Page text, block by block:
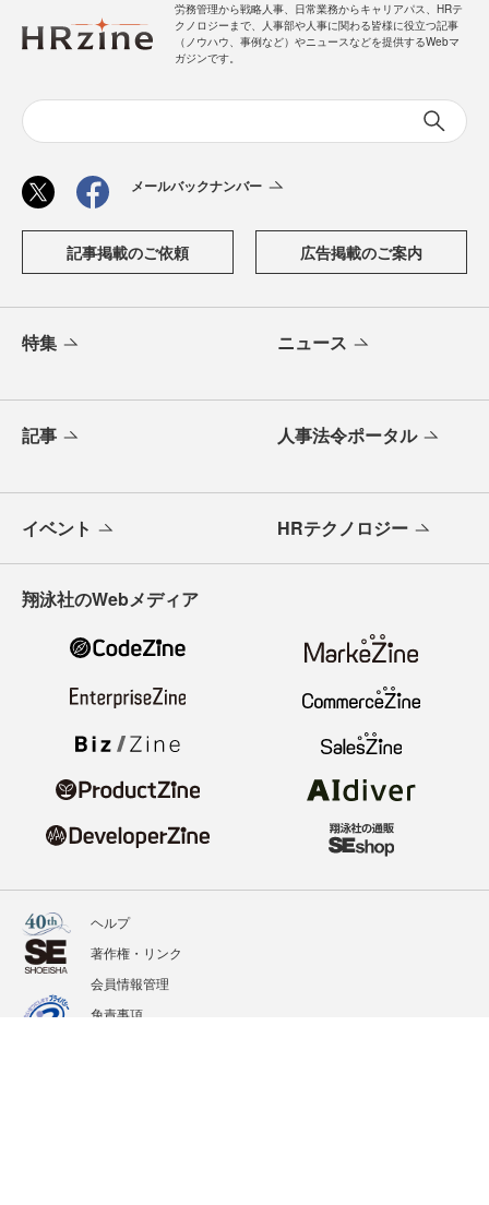
労務管理から戦略人事、日常業務からキャリアパス、HRテ
クノロジーまで、人事部や人事に関わる皆様に役立つ記事
（ノウハウ、事例など）やニュースなどを提供するWebマ
ガジンです。
メールバックナンバー
記事掲載のご依頼 広告掲載のご案内
特集 ニュース
記事 人事法令ポータル
イベント HRテクノロジー
翔泳社のWebメディア
ヘルプ
著作権・リンク
会員情報管理
免責事項